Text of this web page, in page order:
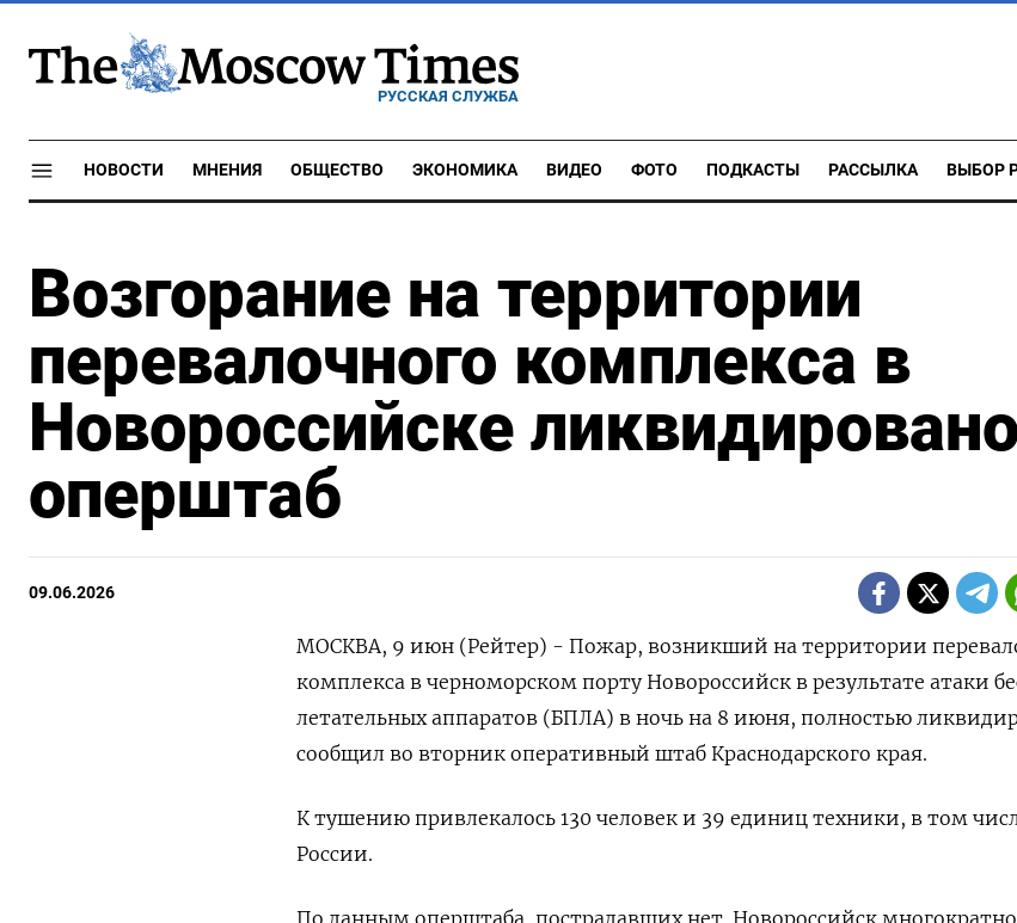
РУССКАЯ СЛУЖБА
НОВОСТИ МНЕНИЯ ОБЩЕСТВО ЭКОНОМИКА ВИДЕО ФОТО ПОДКАСТЫ РАССЫЛКА ВЫБОР
Возгорание на территории
перевалочного комплекса в
Новороссийске
оперштаб
09.06.2026
МОСКВА, 9 июн (Рейтер) - Пожар, возникший на территории
комплекса ‌в черноморском порту Новороссийск в результате атаки
летательных ​аппаратов (БПЛА) в ​ночь на 8 ⁠июня, ‌полностью
сообщил ‌во вторник оперативный штаб Краснодарского края.
К ​тушению привлекалось ‌130 человек и ​39 единиц техники, ‌в том
России.
По данным оперштаба, ​пострадавших ​нет. Новороссийск ‌многократно